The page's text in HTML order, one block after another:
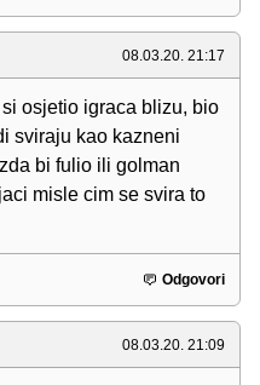
08.03.20. 21:17
osjetio igraca blizu, bio
sviraju kao kazneni
bi fulio ili golman
misle cim se svira to
Odgovori
08.03.20. 21:09